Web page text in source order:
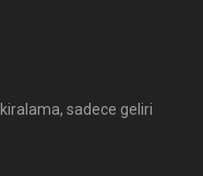
sadece geliri